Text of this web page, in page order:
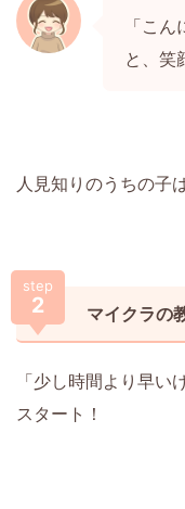
「こ
と、笑
人見知りのうちの子
step
2 マイクラの
「少し時間より早い
スタート！